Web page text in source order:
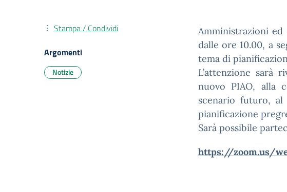
Amministrazioni
dalle ore 10.00, a
tema di
L’attenzione sarà
nuovo PIAO, alla
scenario futuro,
pianificazione
Sarà possibile
https://zoom.us/
Stampa / Condividi
Argomenti
Notizie